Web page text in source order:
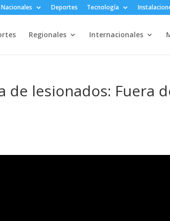
Nacionales Deportes Tecnología
Regionales Internacionales
de lesionados: Fuera